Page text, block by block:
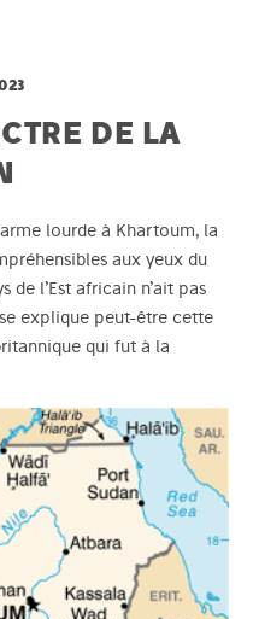
DE LA
lourde à Khartoum, la
aux yeux du
de l’Est africain n’ait pas
explique peut-être cette
qui fut à la